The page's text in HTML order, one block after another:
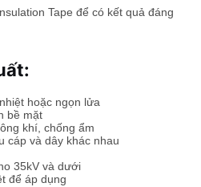
Tape để có kết quả đáng
hoặc ngọn lửa
bề mặt
khí, chống ẩm
cáp và dây khác nhau
35kV và dưới
để áp dụng